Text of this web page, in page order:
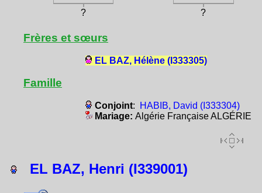
?
?
Frères et sœurs
EL BAZ, Hélène (I333305)
Famille
Conjoint:
HABIB, David (I333304)
Mariage: Algérie Française ALGÉRIE
EL BAZ, Henri (I339001)